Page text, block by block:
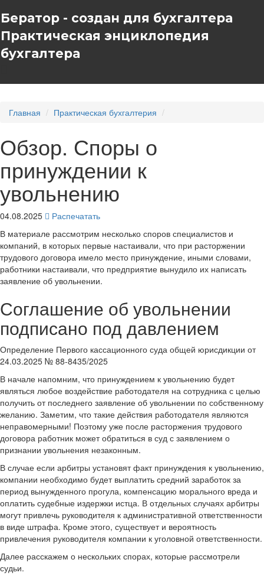
Бератор - создан для бухгалтера
Практическая энциклопедия
бухгалтера
Главная Практическая бухгалтерия
Обзор. Споры о
принуждении к
увольнению
04.08.2025
Распечатать
В материале рассмотрим несколько споров специалистов и
компаний, в которых первые настаивали, что при расторжении
трудового договора имело место принуждение, иными словами,
работники настаивали, что предприятие вынудило их написать
заявление об увольнении.
Соглашение об увольнении
подписано под давлением
Определение Первого кассационного суда общей юрисдикции от
24.03.2025 № 88-8435/2025
В начале напомним, что принуждением к увольнению будет
являться любое воздействие работодателя на сотрудника с целью
получить от последнего заявление об увольнении по собственному
желанию. Заметим, что такие действия работодателя являются
неправомерными! Поэтому уже после расторжения трудового
договора работник может обратиться в суд с заявлением о
признании увольнения незаконным.
В случае если арбитры установят факт принуждения к увольнению,
компании необходимо будет выплатить средний заработок за
период вынужденного прогула, компенсацию морального вреда и
оплатить судебные издержки истца. В отдельных случаях арбитры
могут привлечь руководителя к административной ответственности
в виде штрафа. Кроме этого, существует и вероятность
привлечения руководителя компании к уголовной ответственности.
Далее расскажем о нескольких спорах, которые рассмотрели
судьи.